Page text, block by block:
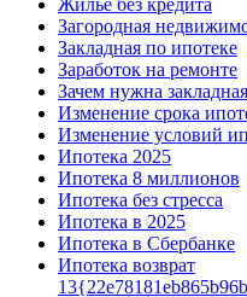
Загородная
Закладная по ипотеке
Заработок на ремонте
Зачем нужна закладная
Изменение срока
Изменение условий
Ипотека 2025
Ипотека 8 миллионов
Ипотека без стресса
Ипотека в 2025
Ипотека в Сбербанке
Ипотека возврат